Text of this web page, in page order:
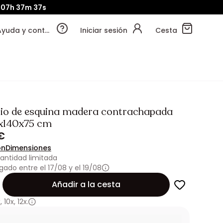
07h 37m 36s
Ayuda y contacto Iniciar sesión Cesta
de esquina madera contrachapada
cm
Dimensiones
limitada
entre el 17/08 y el 19/08
Añadir a la cesta
, 10x, 12x.